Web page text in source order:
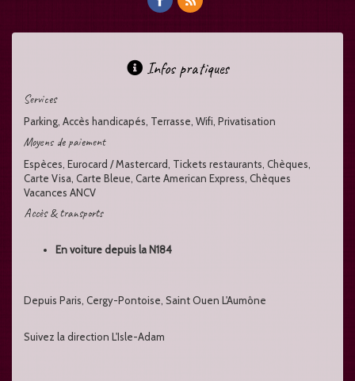
Infos pratiques
Services
Parking, Accès handicapés, Terrasse, Wifi, Privatisation
Moyens de paiement
Espèces, Eurocard / Mastercard, Tickets restaurants, Chèques,
Carte Visa, Carte Bleue, Carte American Express, Chèques
Vacances ANCV
Accès & transports
En voiture depuis la N184
Depuis Paris, Cergy-Pontoise, Saint Ouen L'Aumône
Suivez la direction L'Isle-Adam